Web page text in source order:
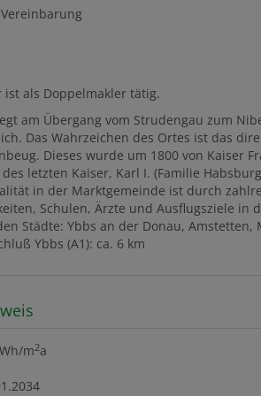
ist als Doppelmakler tätig.
am Übergang vom Strudengau zum
Das Wahrzeichen des Ortes ist das
Dieses wurde um 1800 von Kaiser
letzten Kaiser, Karl I. (Familie
in der Marktgemeinde ist durch
Schulen, Ärzte und Ausflugsziele in
Städte: Ybbs an der Donau, Amstetten,
Ybbs (A1): ca. 6 km
m2a